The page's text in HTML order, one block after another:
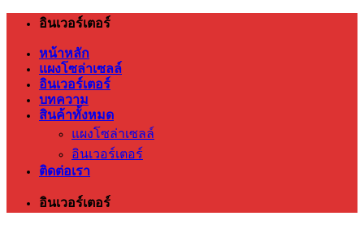
ข้าม
เนื้อหา
อินเวอร์เตอร์
หน้าหลัก
แผงโซล่าเซลล์
อินเวอร์เตอร์
บทความ
สินค้าทั้งหมด
แผงโซล่าเซลล์
อินเวอร์เตอร์
ติดต่อเรา
อินเวอร์เตอร์